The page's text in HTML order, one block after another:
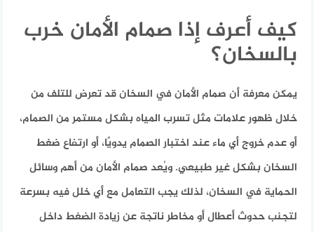
كيف أعرف إذا صمام الأمان خرب
بالسخان؟
يمكن معرفة أن صمام الأمان في السخان قد تعرض للتلف من
خلال ظهور علامات مثل تسرب المياه بشكل مستمر من الصمام،
أو عدم خروج أي ماء عند اختبار الصمام يدويًا، أو ارتفاع ضغط
السخان بشكل غير طبيعي. ويُعد صمام الأمان من أهم وسائل
الحماية في السخان، لذلك يجب التعامل مع أي خلل فيه بسرعة
لتجنب حدوث أعطال أو مخاطر ناتجة عن زيادة الضغط داخل